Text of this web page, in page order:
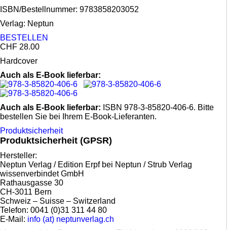
ISBN/Bestellnummer: 9783858203052
Verlag: Neptun
BESTELLEN
CHF 28.00
Hardcover
Auch als E-Book lieferbar:
Auch als E-Book lieferbar: ISBN 978-3-85820-406-6. Bitte
bestellen Sie bei Ihrem E-Book-Lieferanten.
Produktsicherheit
Produktsicherheit (GPSR)
Hersteller:
Neptun Verlag / Edition Erpf bei Neptun / Strub Verlag
wissenverbindet GmbH
Rathausgasse 30
CH-3011 Bern
Schweiz – Suisse – Switzerland
Telefon: 0041 (0)31 311 44 80
E-Mail: info (at) neptunverlag.ch